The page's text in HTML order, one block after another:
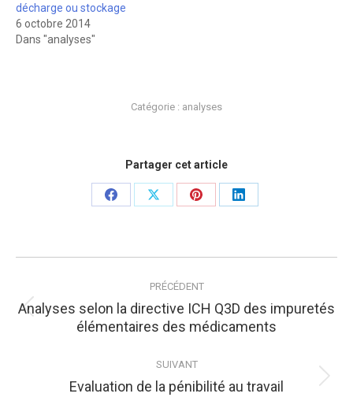
décharge ou stockage
6 octobre 2014
Dans "analyses"
Catégorie : analyses
Partager cet article
PartagerPartagerPartagerPartager
article
PRÉCÉDENT
Article
:
Analyses selon la directive ICH Q3D des impuretés
élémentaires des médicaments
SUIVANT
Article
Evaluation de la pénibilité au travail